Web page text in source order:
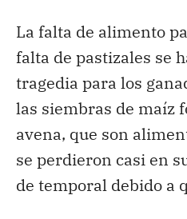
La falta de alimento
falta de pastizales se
tragedia para los
las siembras de maíz
avena, que son
se perdieron casi en
de temporal debido a